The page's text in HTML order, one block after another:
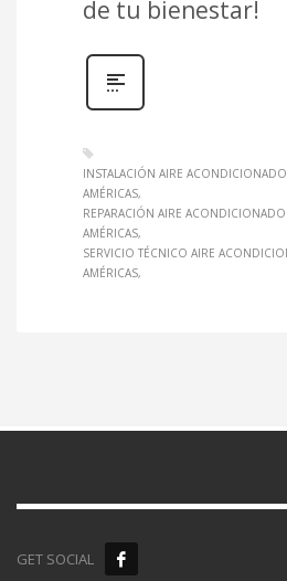
de tu bienestar!
INSTALACIÓN AIRE ACONDICIONADO
AMÉRICAS
REPARACIÓN AIRE ACONDICIONADO
AMÉRICAS
SERVICIO TÉCNICO AIRE
AMÉRICAS
GET SOCIAL